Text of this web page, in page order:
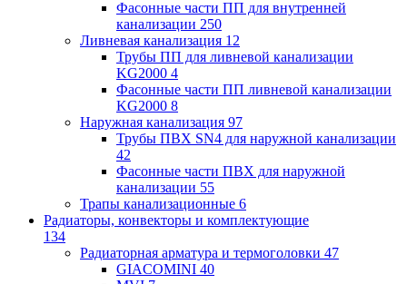
Фасонные части ПП для внутренней
канализации 250
Ливневая канализация 12
Трубы ПП для ливневой канализации
KG2000 4
Фасонные части ПП ливневой канализации
KG2000 8
Наружная канализация 97
Трубы ПВХ SN4 для наружной канализации
42
Фасонные части ПВХ для наружной
канализации 55
Трапы канализационные 6
Радиаторы, конвекторы и комплектующие
134
Радиаторная арматура и термоголовки 47
GIACOMINI 40